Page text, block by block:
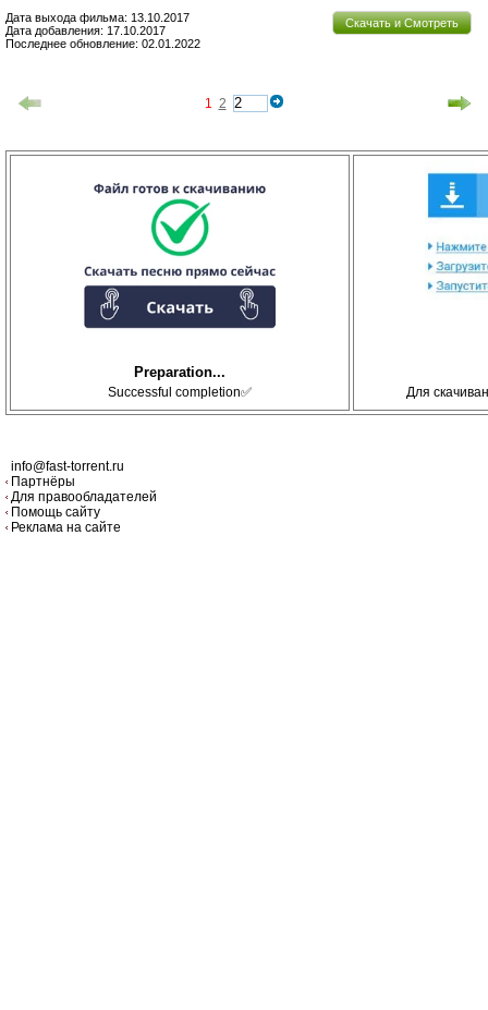
Скачать и Смотреть
Дата выхода фильма: 13.10.2017
Дата добавления: 17.10.2017
Последнее обновление: 02.01.2022
1 2
Preparation...
Successful completion✅ Для
info@fast-torrent.ru
Партнёры
Для правообладателей
Помощь сайту
Реклама на сайте